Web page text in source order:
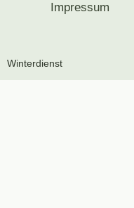
Impressum
Winterdienst